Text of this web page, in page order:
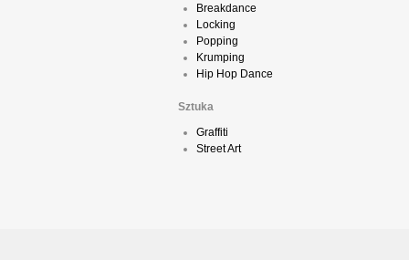
Breakdance
Locking
Popping
Krumping
Hip Hop Dance
Sztuka
Graffiti
Street Art